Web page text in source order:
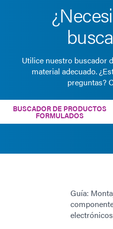
Utilice nuestro buscador
material adecuado.
preguntas?
BUSCADOR DE PRODUCTOS
FORMULADOS
Guía: